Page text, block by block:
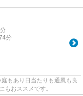
分
もあり日当たりも通風も良
もおススメです。